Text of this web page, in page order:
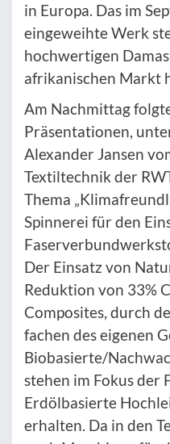
in Europa. Das im
eingeweihte Werk
hochwertigen
afrikanischen Markt
Am Nachmittag
Präsentationen,
Alexander Jansen
Textiltechnik der
Thema
Spinnerei für den
Der Einsatz von
Reduktion von 33%
Composites, durch
fachen des eigenen
Biobasierte/
stehen im Fokus der
Erdölbasierte
erhalten. Da in den